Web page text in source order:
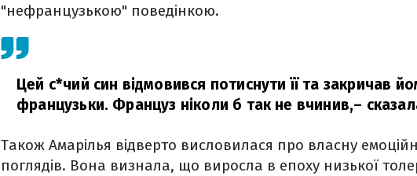
"нефранцузькою" поведінкою.
Цей с*чий син відмовився потиснути її та закричав
французьки. Француз ніколи б так не вчинив,–
Також Амарілья відверто висловилася про власну
поглядів. Вона визнала, що виросла в епоху низької